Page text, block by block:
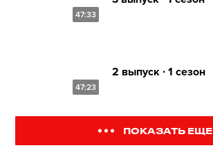
47:33
47:23
2 выпуск ∙ 1 сезон
ПОКАЗАТЬ ЕЩЕ